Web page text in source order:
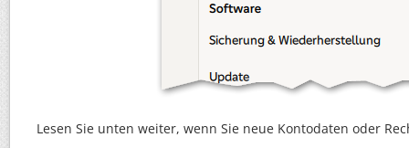
Lesen Sie unten weiter, wenn Sie neue Kontodaten oder